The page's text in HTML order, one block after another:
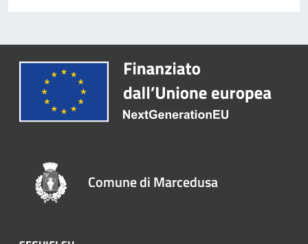
Comune di Marcedusa